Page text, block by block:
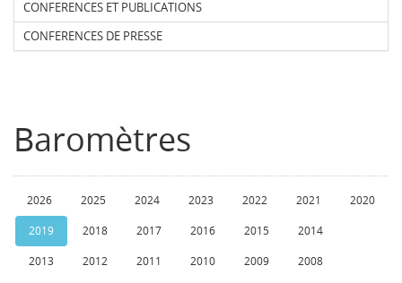
CONFERENCES ET PUBLICATIONS
CONFERENCES DE PRESSE
Baromètres
2026 2025 2024 2023 2022 2021 2020
2019 2018 2017 2016 2015 2014
2013 2012 2011 2010 2009 2008